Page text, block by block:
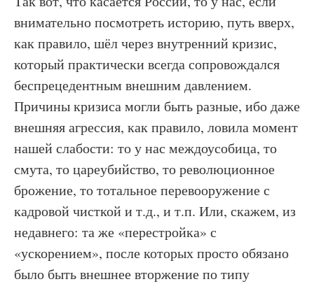
внимательно посмотреть историю, путь вверх,
как правило, шёл через внутренний кризис,
который практически всегда сопровождался
беспрецедентным внешним давлением.
Причины кризиса могли быть разные, ибо даже
внешняя агрессия, как правило, ловила момент
нашей слабости: то у нас междоусобица, то
смута, то цареубийство, то революционное
брожение, то тотальное перевооружение с
кадровой чисткой и т.д., и т.п. Или, скажем, из
недавнего: та же «перестройка» с
«ускорением», после которых просто обязано
было быть внешнее вторжение по типу